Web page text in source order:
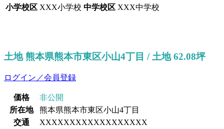
小学校区 XXX小学校 中学校区 XXX中学校
土地 熊本県熊本市東区小山4丁目 / 土地 62.08坪
ログイン／会員登録
価格
非公開
所在地
熊本県熊本市東区小山4丁目
交通
XXXXXXXXXXXXXXXXXX